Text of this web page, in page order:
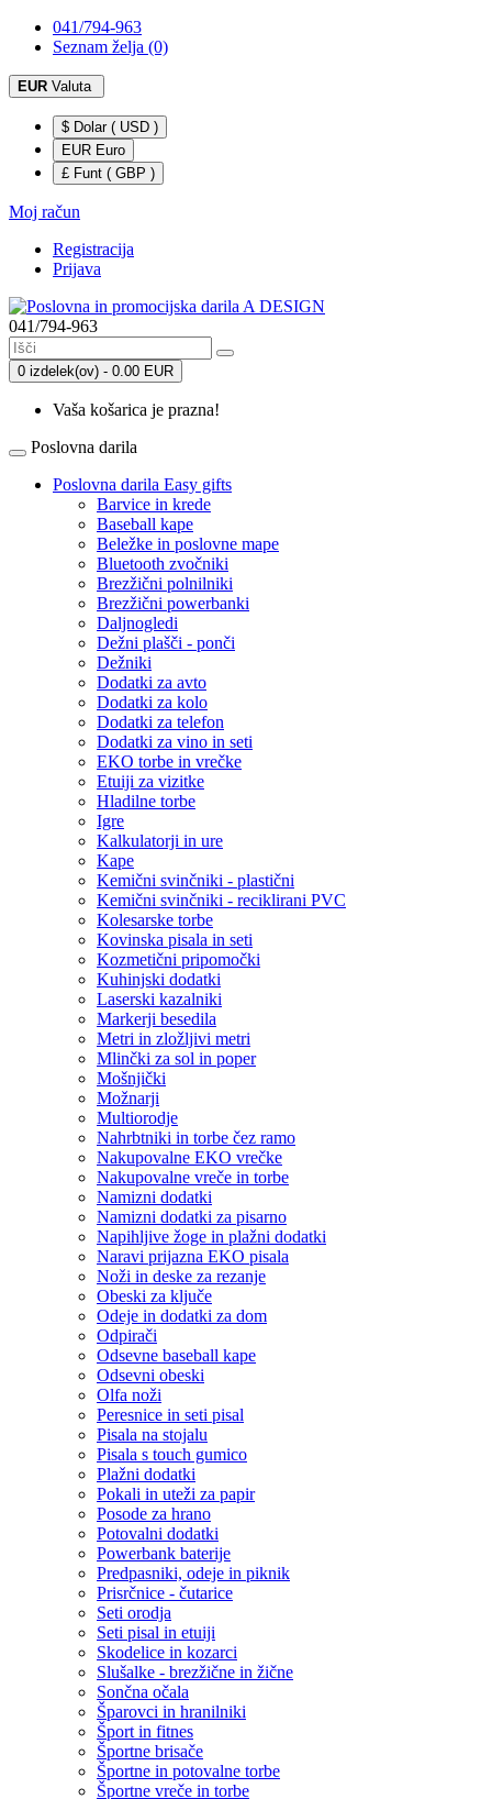
041/794-963
Seznam želja (0)
EUR Valuta
$ Dolar ( USD )
EUR Euro
£ Funt ( GBP )
Moj račun
Registracija
Prijava
041/794-963
0 izdelek(ov) - 0.00 EUR
Vaša košarica je prazna!
Poslovna darila
Poslovna darila Easy gifts
Barvice in krede
Baseball kape
Beležke in poslovne mape
Bluetooth zvočniki
Brezžični polnilniki
Brezžični powerbanki
Daljnogledi
Dežni plašči - ponči
Dežniki
Dodatki za avto
Dodatki za kolo
Dodatki za telefon
Dodatki za vino in seti
EKO torbe in vrečke
Etuiji za vizitke
Hladilne torbe
Igre
Kalkulatorji in ure
Kape
Kemični svinčniki - plastični
Kemični svinčniki - reciklirani PVC
Kolesarske torbe
Kovinska pisala in seti
Kozmetični pripomočki
Kuhinjski dodatki
Laserski kazalniki
Markerji besedila
Metri in zložljivi metri
Mlinčki za sol in poper
Mošnjički
Možnarji
Multiorodje
Nahrbtniki in torbe čez ramo
Nakupovalne EKO vrečke
Nakupovalne vreče in torbe
Namizni dodatki
Namizni dodatki za pisarno
Napihljive žoge in plažni dodatki
Naravi prijazna EKO pisala
Noži in deske za rezanje
Obeski za ključe
Odeje in dodatki za dom
Odpirači
Odsevne baseball kape
Odsevni obeski
Olfa noži
Peresnice in seti pisal
Pisala na stojalu
Pisala s touch gumico
Plažni dodatki
Pokali in uteži za papir
Posode za hrano
Potovalni dodatki
Powerbank baterije
Predpasniki, odeje in piknik
Prisrčnice - čutarice
Seti orodja
Seti pisal in etuiji
Skodelice in kozarci
Slušalke - brezžične in žične
Sončna očala
Šparovci in hranilniki
Šport in fitnes
Športne brisače
Športne in potovalne torbe
Športne vreče in torbe